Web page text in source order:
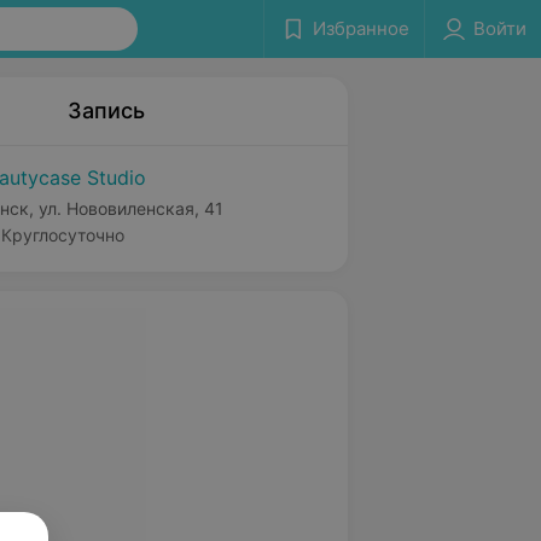
Избранное Войти
Запись
Studio
ул. Нововиленская, 41
Круглосуточно